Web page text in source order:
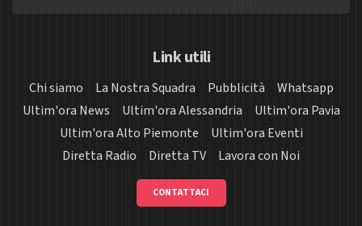
Link utili
Chi siamo La Nostra Squadra Pubblicità
Whatsapp
Ultim'ora News
Ultim'ora Alessandria
Ultim'ora Pavia
Ultim'ora Alto Piemonte
Ultim'ora Eventi
Diretta Radio
Diretta TV Lavora con Noi
CONTATTACI